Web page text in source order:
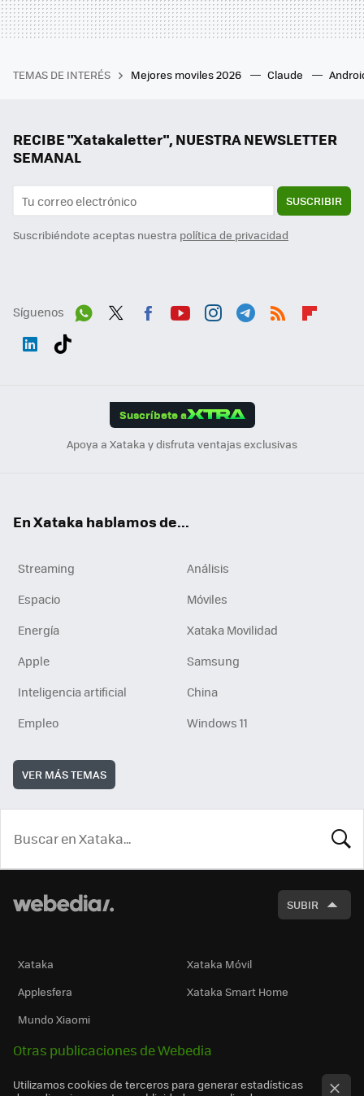
TEMAS DE INTERÉS Mejores moviles 2026 Claude
RECIBE "Xatakaletter", NUESTRA NEWSLETTER
SEMANAL
SUSCRIBIR
Suscribiéndote aceptas nuestra política de privacidad
Síguenos
Suscríbete a
Apoya a Xataka y disfruta ventajas exclusivas
En Xataka hablamos de...
Streaming
Análisis
Espacio
Móviles
Energía
Xataka Movilidad
Apple
Samsung
Inteligencia artificial
China
Empleo
Windows 11
VER MÁS TEMAS
SUBIR
Xataka
Xataka Móvil
Applesfera
Xataka Smart Home
Mundo Xiaomi
Otras publicaciones de Webedia
Utilizamos cookies de terceros para generar estadísticas